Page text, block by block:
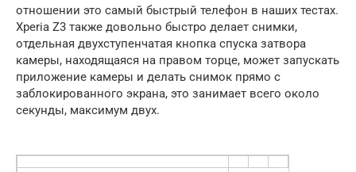
отношении это самый быстрый телефон в наших тестах.
Xperia Z3 также довольно быстро делает снимки,
отдельная двухступенчатая кнопка спуска затвора
камеры, находящаяся на правом торце, может запускать
приложение камеры и делать снимок прямо с
заблокированного экрана, это занимает всего около
секунды, максимум двух.